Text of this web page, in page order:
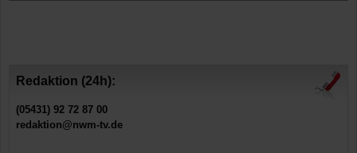
Redaktion (24h):
(05431) 92 72 87 00
redaktion@nwm-tv.de